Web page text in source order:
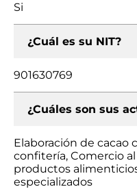
Si
¿Cuál es su NIT?
901630769
¿Cuáles son sus
Elaboración de cacao
confitería, Comercio
productos
especializados